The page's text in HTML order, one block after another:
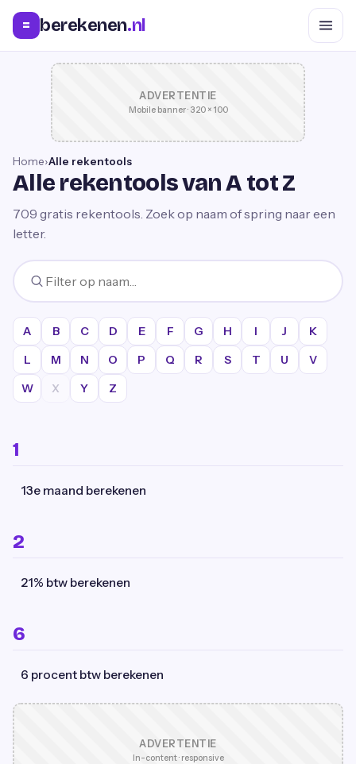
= berekenen.nl
ADVERTENTIE
Mobile banner · 320 × 100
Home›Alle rekentools
Alle rekentools van A tot Z
709 gratis rekentools. Zoek op naam of spring naar een
letter.
A B C D E F G H I J
K
L
M N O P Q R S T U
V
W
X Y Z
1
13e maand berekenen
2
21% btw berekenen
6
6 procent btw berekenen
ADVERTENTIE
In-content · responsive